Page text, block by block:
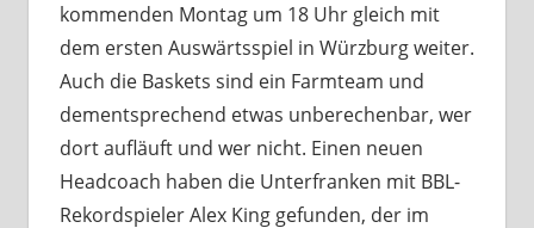
kommenden Montag um 18 Uhr gleich mit
dem ersten Auswärtsspiel in Würzburg weiter.
Auch die Baskets sind ein Farmteam und
dementsprechend etwas unberechenbar, wer
dort aufläuft und wer nicht. Einen neuen
Headcoach haben die Unterfranken mit BBL-
Rekordspieler Alex King gefunden, der im